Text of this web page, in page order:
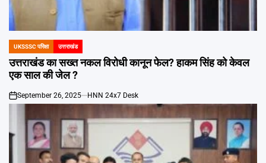
POSTED
IN
UKSSSC परिक्षा उत्तराखंड
उत्तराखंड का सख्त नकल विरोधी कानून फेल? हाकम सिंह को केवल
एक साल की जेल ?
on
September 26, 2025 HNN 24x7 Desk